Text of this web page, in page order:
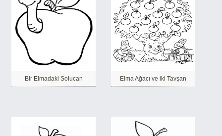
Bir Elmadaki Solucan Elma Ağacı ve iki Tavşan